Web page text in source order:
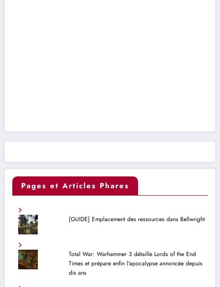
Pages et Articles Phares
[GUIDE] Emplacement des ressources dans Bellwright
Total War: Warhammer 3 détaille Lords of the End
Times et prépare enfin l'apocalypse annoncée depuis
dix ans